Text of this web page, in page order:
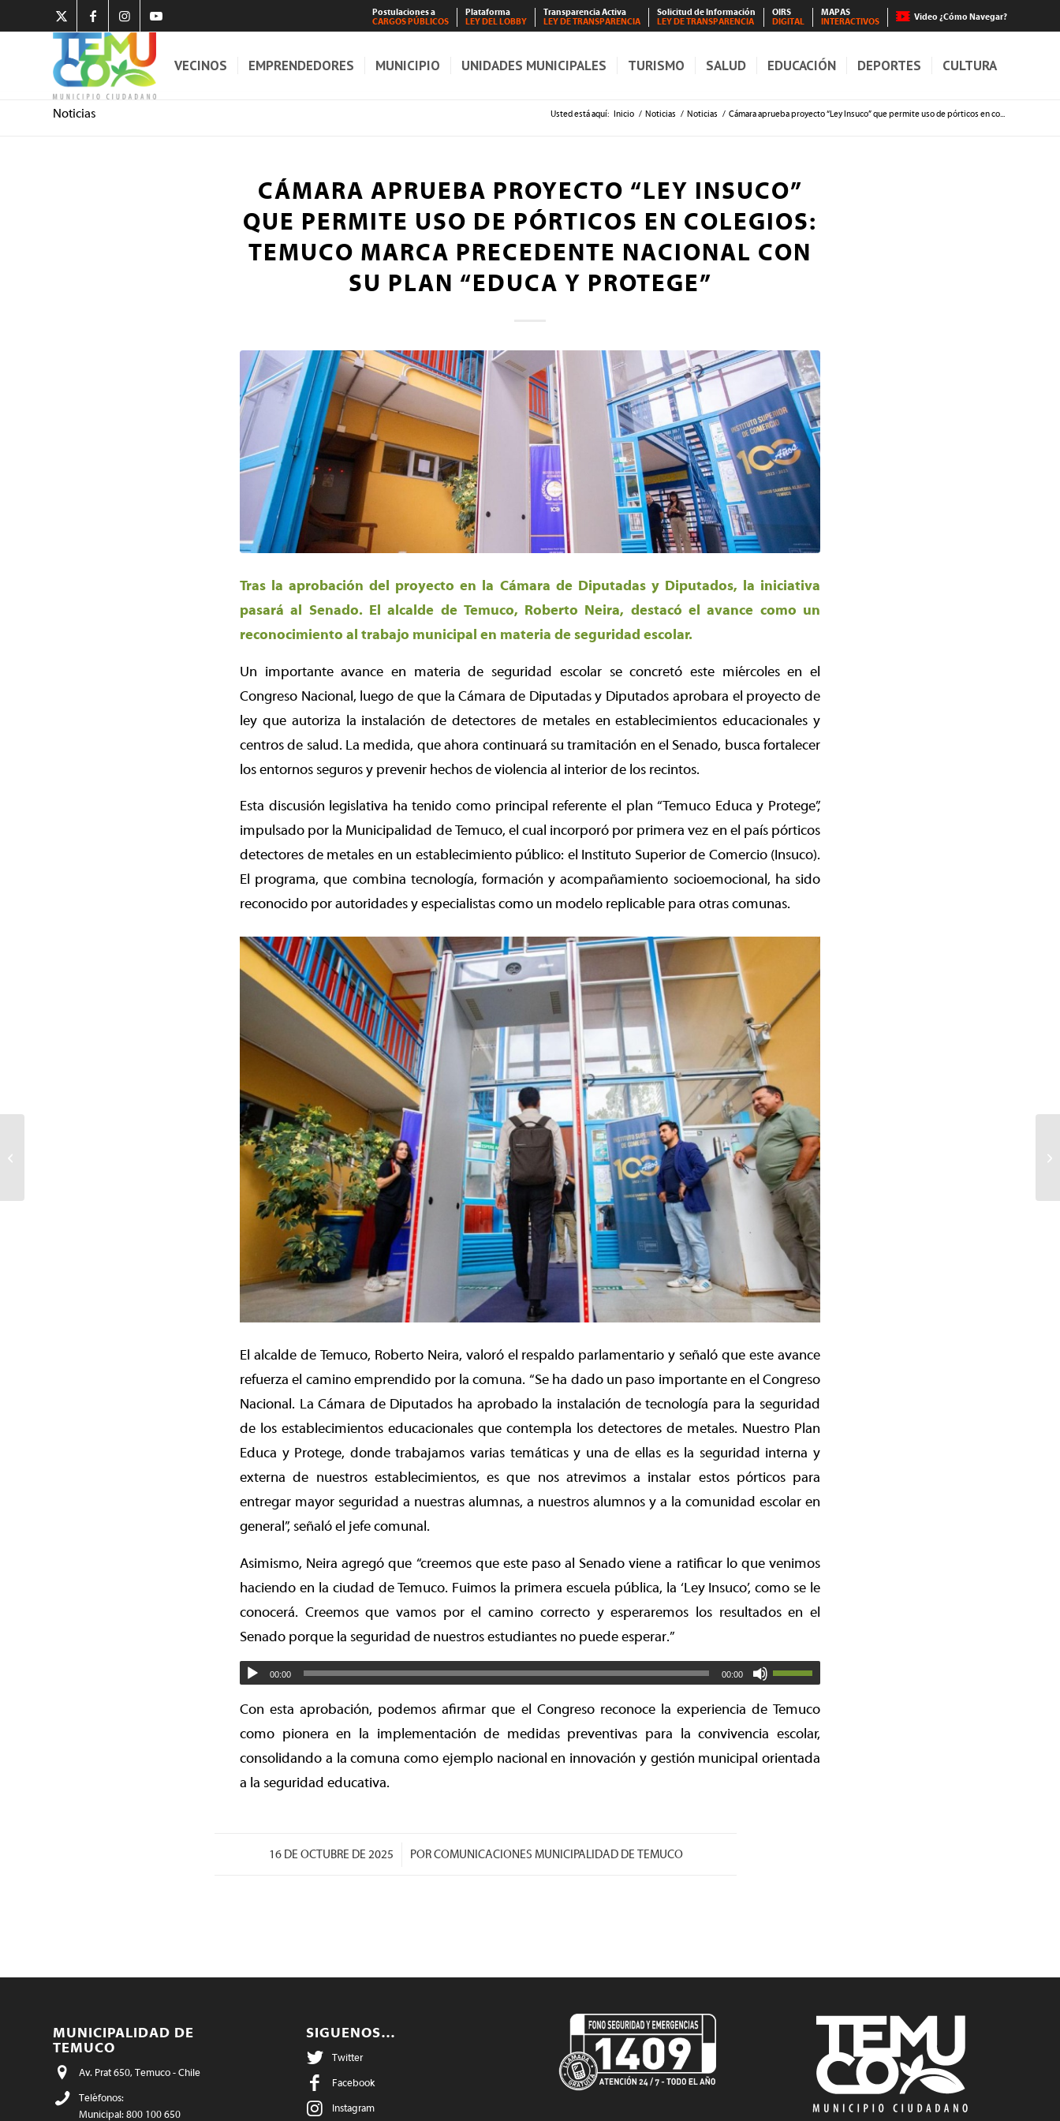
Postulaciones a
CARGOS PÚBLICOS
Plataforma
LEY DEL LOBBY
Transparencia Activa
LEY DE TRANSPARENCIA
Solicitud de Información
LEY DE TRANSPARENCIA
OIRS
DIGITAL
MAPAS
INTERACTIVOS
Video ¿Cómo Navegar?
VECINOS EMPRENDEDORES MUNICIPIO UNIDADES MUNICIPALES TURISMO SALUD EDUCACIÓN DEPORTES CULTURA
Noticias Usted está aquí: Inicio / Noticias / Noticias / Cámara aprueba proyecto “Ley Insuco” que permite uso de pórticos en co...
CÁMARA APRUEBA PROYECTO “LEY INSUCO”
QUE PERMITE USO DE PÓRTICOS EN COLEGIOS:
TEMUCO MARCA PRECEDENTE NACIONAL CON
SU PLAN “EDUCA Y PROTEGE”
Tras la aprobación del proyecto en la Cámara de Diputadas y Diputados, la iniciativa
pasará al Senado. El alcalde de Temuco, Roberto Neira, destacó el avance como un
reconocimiento al trabajo municipal en materia de seguridad escolar.
Un importante avance en materia de seguridad escolar se concretó este miércoles en el
Congreso Nacional, luego de que la Cámara de Diputadas y Diputados aprobara el proyecto de
ley que autoriza la instalación de detectores de metales en establecimientos educacionales y
centros de salud. La medida, que ahora continuará su tramitación en el Senado, busca fortalecer
los entornos seguros y prevenir hechos de violencia al interior de los recintos.
Esta discusión legislativa ha tenido como principal referente el plan “Temuco Educa y Protege”,
impulsado por la Municipalidad de Temuco, el cual incorporó por primera vez en el país pórticos
detectores de metales en un establecimiento público: el Instituto Superior de Comercio (Insuco).
El programa, que combina tecnología, formación y acompañamiento socioemocional, ha sido
reconocido por autoridades y especialistas como un modelo replicable para otras comunas.
El alcalde de Temuco, Roberto Neira, valoró el respaldo parlamentario y señaló que este avance
refuerza el camino emprendido por la comuna. “Se ha dado un paso importante en el Congreso
Nacional. La Cámara de Diputados ha aprobado la instalación de tecnología para la seguridad
de los establecimientos educacionales que contempla los detectores de metales. Nuestro Plan
Educa y Protege, donde trabajamos varias temáticas y una de ellas es la seguridad interna y
externa de nuestros establecimientos, es que nos atrevimos a instalar estos pórticos para
entregar mayor seguridad a nuestras alumnas, a nuestros alumnos y a la comunidad escolar en
general”, señaló el jefe comunal.
Asimismo, Neira agregó que “creemos que este paso al Senado viene a ratificar lo que venimos
haciendo en la ciudad de Temuco. Fuimos la primera escuela pública, la ‘Ley Insuco’, como se le
conocerá. Creemos que vamos por el camino correcto y esperaremos los resultados en el
Senado porque la seguridad de nuestros estudiantes no puede esperar.”
00:00 00:00
Con esta aprobación, podemos afirmar que el Congreso reconoce la experiencia de Temuco
como pionera en la implementación de medidas preventivas para la convivencia escolar,
consolidando a la comuna como ejemplo nacional en innovación y gestión municipal orientada
a la seguridad educativa.
16 DE OCTUBRE DE 2025
/ PORCOMUNICACIONES MUNICIPALIDAD DE TEMUCO
MUNICIPALIDAD DE
TEMUCO
Av. Prat 650, Temuco - Chile
Teléfonos:
Municipal: 800 100 650
SIGUENOS…
Twitter
Facebook
Instagram